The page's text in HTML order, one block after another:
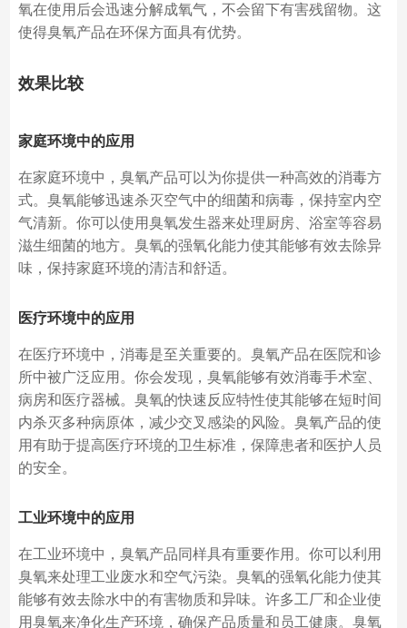
氧在使用后会迅速分解成氧气，不会留下有害残留物。这
使得臭氧产品在环保方面具有优势。
效果比较
家庭环境中的应用
在家庭环境中，臭氧产品可以为你提供一种高效的消毒方
式。臭氧能够迅速杀灭空气中的细菌和病毒，保持室内空
气清新。你可以使用臭氧发生器来处理厨房、浴室等容易
滋生细菌的地方。臭氧的强氧化能力使其能够有效去除异
味，保持家庭环境的清洁和舒适。
医疗环境中的应用
在医疗环境中，消毒是至关重要的。臭氧产品在医院和诊
所中被广泛应用。你会发现，臭氧能够有效消毒手术室、
病房和医疗器械。臭氧的快速反应特性使其能够在短时间
内杀灭多种病原体，减少交叉感染的风险。臭氧产品的使
用有助于提高医疗环境的卫生标准，保障患者和医护人员
的安全。
工业环境中的应用
在工业环境中，臭氧产品同样具有重要作用。你可以利用
臭氧来处理工业废水和空气污染。臭氧的强氧化能力使其
能够有效去除水中的有害物质和异味。许多工厂和企业使
用臭氧来净化生产环境，确保产品质量和员工健康。臭氧